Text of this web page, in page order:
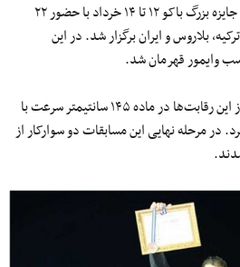
مسابقات بین‌المللی پرش با اسب جایزه بزرگ باکو ۱۲ تا ۱۴ خرداد با حضور ۲۲
بلاروس و ایران برگزار شد. در این
وایمور قهرمان شد.
مازیار جمشیدخانی در دومین روز این رقابت‌ها در ماده ۱۴۵ سانتیمتر سرعت با
در مرحله نهایی این مسابقات دو سوارکار از